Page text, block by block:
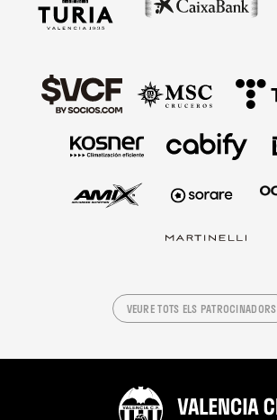
VEURE TOTS ELS PATROCINADORS